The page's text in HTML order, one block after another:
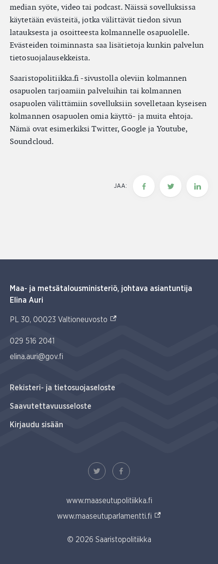
median syöte, video tai podcast. Näissä sovelluksissa
käytetään evästeitä, jotka välittävät tiedon sivun
latauksesta ja osoitteesta kolmannelle osapuolelle.
Evästeiden toiminnasta saa lisätietoja kunkin palvelun
tietosuojalausekkeista.
Saaristopolitiikka.fi -sivustolla oleviin kolmannen
osapuolen tarjoamiin palveluihin tai kolmannen
osapuolen välittämiin sovelluksiin sovelletaan kyseisen
kolmannen osapuolen omia käyttö- ja muita ehtoja.
Nämä ovat esimerkiksi Twitter, Google ja Youtube,
Soundcloud.
JAA:
Maa- ja metsätalousministeriö, johtava asiantuntija
Elina Auri
PL 30, 00023 Valtioneuvosto (Ulkoinen linkki)
029 516 2041
elina.auri@gov.fi
Rekisteri- ja tietosuojaseloste
Saavutettavuusseloste
Kirjaudu sisään
© 2026 Saaristopolitiikka
www.maaseutupolitiikka.fi
www.maaseutuparlamentti.fi (Ulkoinen linkki)